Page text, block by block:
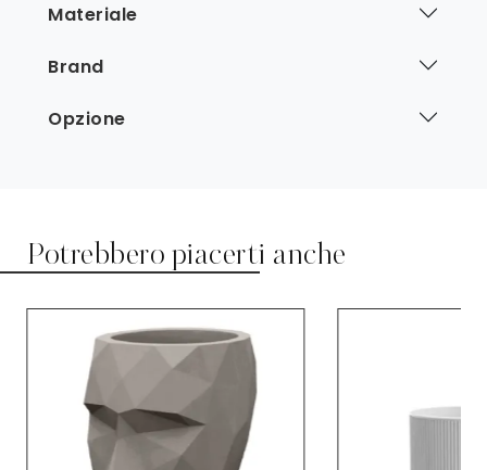
Materiale
Brand
Opzione
Potrebbero piacerti anche